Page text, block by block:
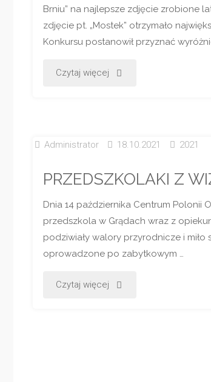
Brniu” na najlepsze zdjęcie zrobione
zdjęcie pt. „Mostek” otrzymało
Konkursu postanowił przyznać
Czytaj więcej "ZNAMY
W
KATEGORII
„LATO”"
Administrator 18.10.2021 2021
PRZEDSZKOLAKI Z
Dnia 14 października Centrum Polonii
przedszkola w Grądach wraz z
podziwiały walory przyrodnicze i
oprowadzone po zabytkowym …
Czytaj więcej "PRZEDSZKOLAKI